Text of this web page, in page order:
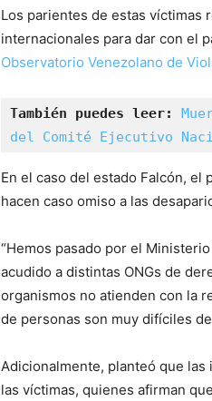
Los parientes de estas víctimas
internacionales para dar con el
Observatorio Venezolano de
También puedes leer:
del Comité Ejecutivo
En el caso del estado Falcón,
hacen caso omiso a las
“Hemos pasado por el
acudido a distintas ONGs de
organismos no atienden con la
de personas son muy difíciles
Adicionalmente, planteó que
las víctimas, quienes afirman